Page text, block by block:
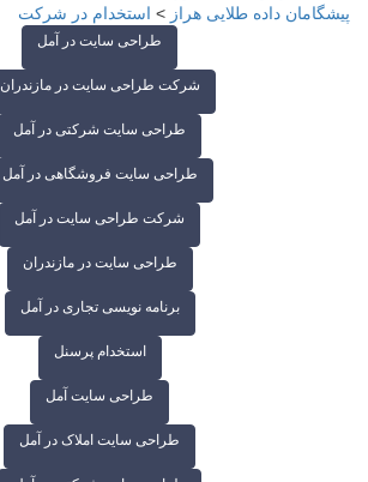
پیشگامان داده طلایی هراز > استخدام در شرکت
طراحی سایت در آمل
شرکت طراحی سایت در مازندران
طراحی سایت شرکتی در آمل
طراحی سایت فروشگاهی در آمل
شرکت طراحی سایت در آمل
طراحی سایت در مازندران
برنامه نویسی تجاری در آمل
استخدام پرسنل
طراحی سایت آمل
طراحی سایت املاک در آمل